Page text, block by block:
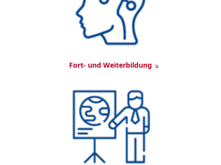
Fort- und Weiterbildung